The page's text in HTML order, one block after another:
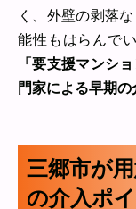
く、外壁の剥落
能性もはらんで
「要支援マンシ
門家による早期の
三郷市が
の介入ポ